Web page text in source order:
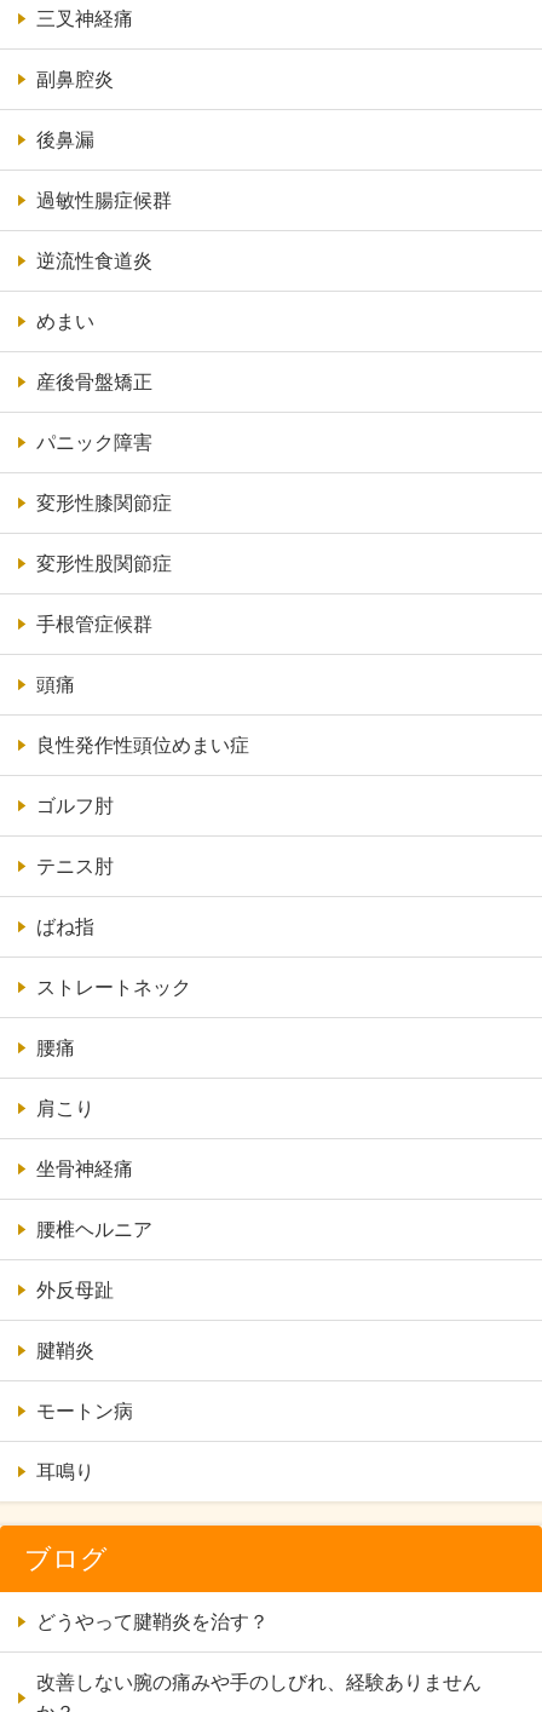
三叉神経痛
副鼻腔炎
後鼻漏
過敏性腸症候群
逆流性食道炎
めまい
産後骨盤矯正
パニック障害
変形性膝関節症
変形性股関節症
手根管症候群
頭痛
良性発作性頭位めまい症
ゴルフ肘
テニス肘
ばね指
ストレートネック
腰痛
肩こり
坐骨神経痛
腰椎ヘルニア
外反母趾
腱鞘炎
モートン病
耳鳴り
ブログ
どうやって腱鞘炎を治す？
改善しない腕の痛みや手のしびれ、経験ありません